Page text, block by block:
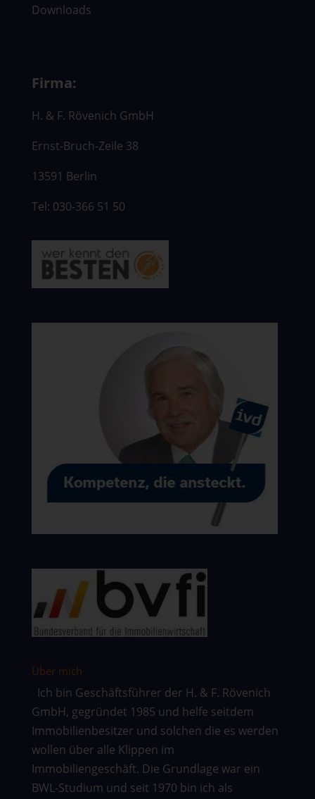
Downloads
Firma:
H. & F. Rövenich GmbH
Ernst-Bruch-Zeile 38
13591 Berlin
Tel: 030-366 51 50
Über mich
Ich bin Geschäftsführer der H. & F. Rövenich
GmbH, gegründet 1985 und helfe seitdem
Immobilienbesitzer und solchen die es werden
wollen über alle Klippen im
Immobiliengeschäft. Die Grundlage war ein
BWL-Studium und seit 1970 bin ich als